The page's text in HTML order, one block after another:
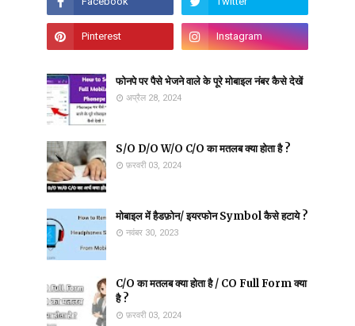
फोनपे पर पैसे भेजने वाले के पूरे मोबाइल नंबर कैसे देखें
अप्रैल 28, 2024
S/O D/O W/O C/O का मतलब क्या होता है ?
फ़रवरी 03, 2024
मोबाइल में हैडफ़ोन/ इयरफोन Symbol कैसे हटाये ?
नवंबर 30, 2023
C/O का मतलब क्या होता है / CO Full Form क्या
है ?
फ़रवरी 03, 2024